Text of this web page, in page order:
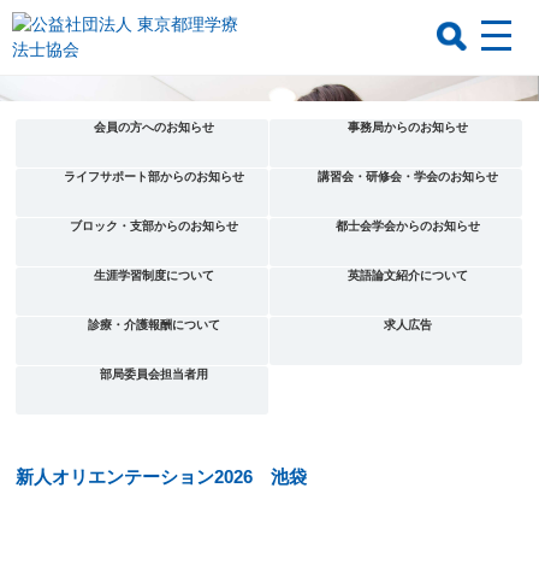
会員の方へのお知らせ 事務局からのお知らせ
ライフサポート部からのお知らせ 講習会・研修会・学会のお知らせ
ブロック・支部からのお知らせ 都士会学会からのお知らせ
生涯学習制度について 英語論文紹介について
診療・介護報酬について 求人広告
部局委員会担当者用
新人オリエンテーション2026 池袋